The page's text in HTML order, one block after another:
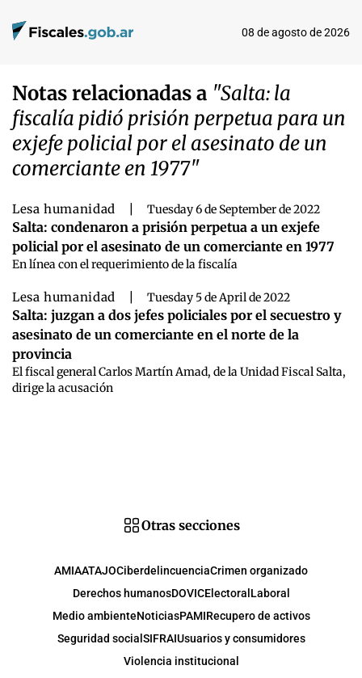
08 de agosto de 2026
Notas relacionadas a "Salta: la
fiscalía pidió prisión perpetua para un
exjefe policial por el asesinato de un
comerciante en 1977"
Lesa humanidad Tuesday 6 de September de 2022
Salta: condenaron a prisión perpetua a un exjefe
policial por el asesinato de un comerciante en 1977
En línea con el requerimiento de la fiscalía
Lesa humanidad Tuesday 5 de April de 2022
Salta: juzgan a dos jefes policiales por el secuestro y
asesinato de un comerciante en el norte de la
provincia
El fiscal general Carlos Martín Amad, de la Unidad Fiscal Salta,
dirige la acusación
Otras secciones
AMIAATAJOCiberdelincuenciaCrimen organizado
Derechos humanosDOVICElectoral Laboral
Medio ambienteNoticiasPAMIRecupero de activos
Seguridad social SIFRAIUsuarios y consumidores
Violencia institucional